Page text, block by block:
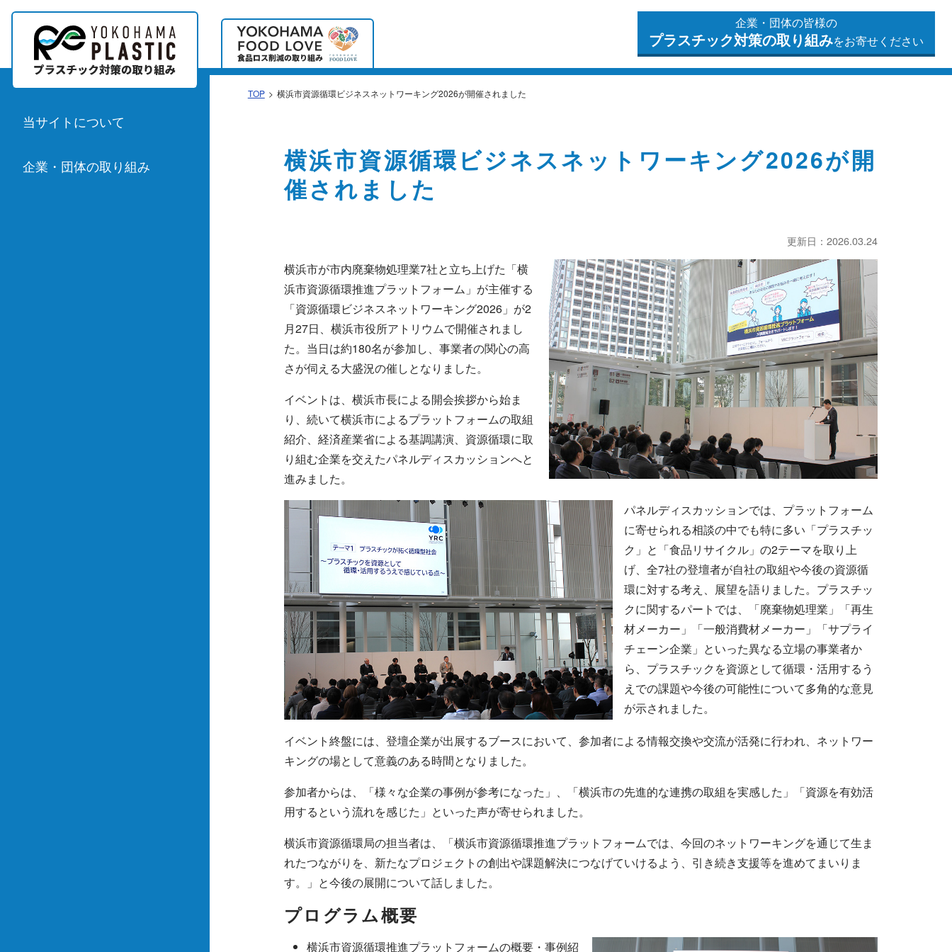
企業・団体の皆様の
プラスチック対策の取り組みをお寄せください
当サイトについて
企業・団体の取り組み
TOP 横浜市資源循環ビジネスネットワーキング2026が開催されました
横浜市資源循環ビジネスネットワーキング2026が開
催されました
更新日：2026.03.24
横浜市が市内廃棄物処理業7社と立ち上げた「横
浜市資源循環推進プラットフォーム」が主催する
「資源循環ビジネスネットワーキング2026」が2
月27日、横浜市役所アトリウムで開催されまし
た。当日は約180名が参加し、事業者の関心の高
さが伺える大盛況の催しとなりました。
イベントは、横浜市長による開会挨拶から始ま
り、続いて横浜市によるプラットフォームの取組
紹介、経済産業省による基調講演、資源循環に取
り組む企業を交えたパネルディスカッションへと
進みました。
パネルディスカッションでは、プラットフォーム
に寄せられる相談の中でも特に多い「プラスチッ
ク」と「食品リサイクル」の2テーマを取り上
げ、全7社の登壇者が自社の取組や今後の資源循
環に対する考え、展望を語りました。プラスチッ
クに関するパートでは、「廃棄物処理業」「再生
材メーカー」「一般消費材メーカー」「サプライ
チェーン企業」といった異なる立場の事業者か
ら、プラスチックを資源として循環・活用するう
えでの課題や今後の可能性について多角的な意見
が示されました。
イベント終盤には、登壇企業が出展するブースにおいて、参加者による情報交換や交流が活発に行われ、ネットワー
キングの場として意義のある時間となりました。
参加者からは、「様々な企業の事例が参考になった」、「横浜市の先進的な連携の取組を実感した」「資源を有効活
用するという流れを感じた」といった声が寄せられました。
横浜市資源循環局の担当者は、「横浜市資源循環推進プラットフォームでは、今回のネットワーキングを通じて生ま
れたつながりを、新たなプロジェクトの創出や課題解決につなげていけるよう、引き続き支援等を進めてまいりま
す。」と今後の展開について話しました。
プログラム概要
横浜市資源循環推進プラットフォームの概要・事例紹